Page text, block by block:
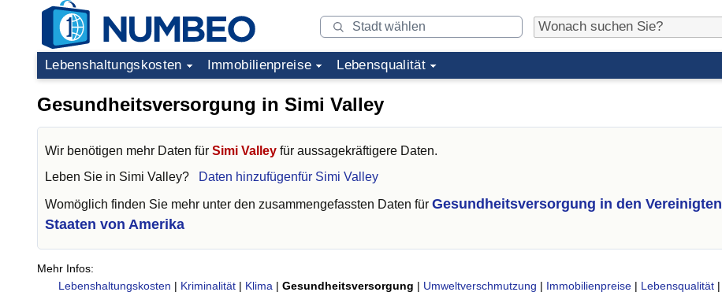
Lebenshaltungskosten Immobilienpreise Lebensqualität
Gesundheitsversorgung in Simi Valley
Wir benötigen mehr Daten für Simi Valley für aussagekräftigere Daten.
Leben Sie in Simi Valley? Daten hinzufügenfür Simi Valley
Womöglich finden Sie mehr unter den zusammengefassten Daten für Gesundheitsversorgung in den Vereinigten
Staaten von Amerika
Mehr Infos:
Lebenshaltungskosten | Kriminalität | Klima | Gesundheitsversorgung | Umweltverschmutzung | Immobilienpreise | Lebensqualität |